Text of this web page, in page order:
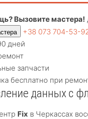
Вызовите мастера!
+38 073 704-53-
дней
запчасти
бесплатно при
данных с
Fix в Черкассах